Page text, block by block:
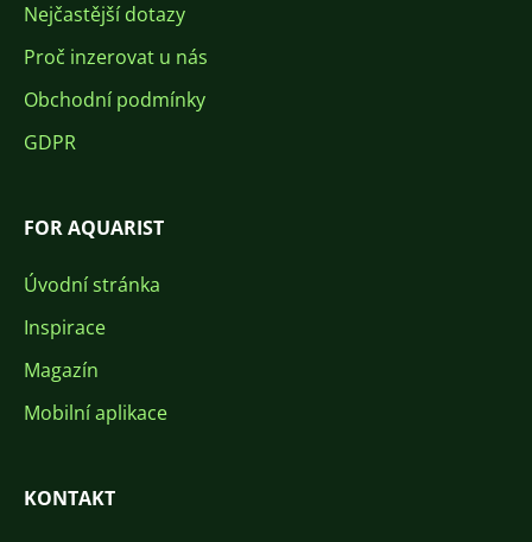
Nejčastější dotazy
Proč inzerovat u nás
Obchodní podmínky
GDPR
FOR AQUARIST
Úvodní stránka
Inspirace
Magazín
Mobilní aplikace
KONTAKT